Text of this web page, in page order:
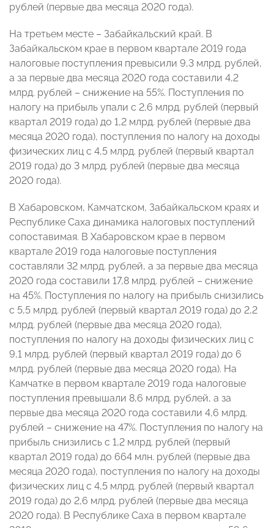
рублей (первые два месяца 2020 года).
На третьем месте – Забайкальский край. В
Забайкальском крае в первом квартале 2019 года
налоговые поступления превысили 9,3 млрд. рублей,
а за первые два месяца 2020 года составили 4,2
млрд. рублей – снижение на 55%. Поступления по
налогу на прибыль упали с 2,6 млрд. рублей (первый
квартал 2019 года) до 1,2 млрд. рублей (первые два
месяца 2020 года), поступления по налогу на доходы
физических лиц с 4,5 млрд. рублей (первый квартал
2019 года) до 3 млрд. рублей (первые два месяца
2020 года).
В Хабаровском, Камчатском, Забайкальском краях и
Республике Саха динамика налоговых поступлений
сопоставимая. В Хабаровском крае в первом
квартале 2019 года налоговые поступления
составляли 32 млрд. рублей, а за первые два месяца
2020 года составили 17,8 млрд. рублей – снижение
на 45%. Поступления по налогу на прибыль снизились
с 5,5 млрд. рублей (первый квартал 2019 года) до 2,2
млрд. рублей (первые два месяца 2020 года),
поступления по налогу на доходы физических лиц с
9,1 млрд. рублей (первый квартал 2019 года) до 6
млрд. рублей (первые два месяца 2020 года). На
Камчатке в первом квартале 2019 года налоговые
поступления превышали 8,6 млрд. рублей, а за
первые два месяца 2020 года составили 4,6 млрд.
рублей – снижение на 47%. Поступления по налогу на
прибыль снизились с 1,2 млрд. рублей (первый
квартал 2019 года) до 664 млн. рублей (первые два
месяца 2020 года), поступления по налогу на доходы
физических лиц с 4,5 млрд. рублей (первый квартал
2019 года) до 2,6 млрд. рублей (первые два месяца
2020 года). В Республике Саха в первом квартале